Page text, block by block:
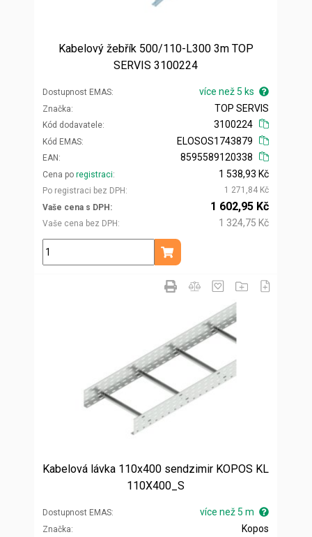
Kabelový žebřík 500/110-L300 3m TOP
SERVIS 3100224
Dostupnost EMAS více než 5 ks
Značka
Kód dodavatele
TOP SERVIS
3100224
Kód EMAS
EAN
ELOSOS1743879
8595589120338
Cena po registraci
Po registraci bez DPH
1 538,93 Kč
1 271,84 Kč
Vaše cena s DPH
Vaše cena bez DPH
1 602,95 Kč
1 324,75 Kč
ks
Přidat do košíku
Kabelová lávka 110x400 sendzimir KOPOS KL
110X400_S
Dostupnost EMAS více než 5 m
Značka
Kopos